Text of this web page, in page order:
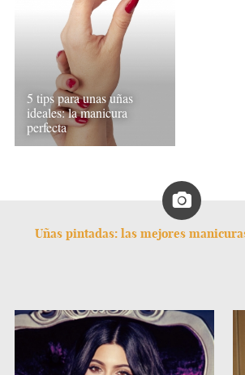
5 tips para unas uñas
ideales: la manicura
perfecta
Uñas pintadas: las mejores